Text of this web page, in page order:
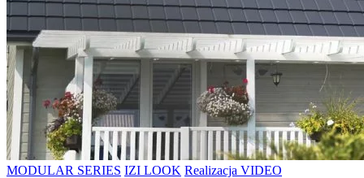
MODULAR SERIES IZI LOOK Realizacja VIDEO